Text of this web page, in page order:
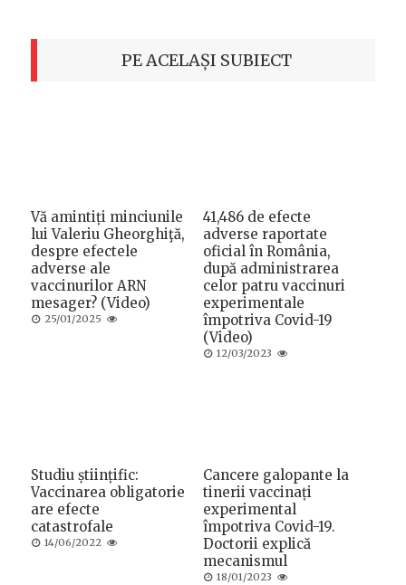
PE ACELAȘI SUBIECT
Vă amintiți minciunile
lui Valeriu Gheorghiţă,
despre efectele
adverse ale
vaccinurilor ARN
mesager? (Video)
Posted
25/01/2025
41,486 de efecte
adverse raportate
oficial în România,
după administrarea
celor patru vaccinuri
experimentale
împotriva Covid-19
(Video)
Posted
12/03/2023
Studiu științific:
Vaccinarea obligatorie
are efecte
catastrofale
Posted
14/06/2022
Cancere galopante la
tinerii vaccinați
experimental
împotriva Covid-19.
Doctorii explică
mecanismul
Posted
18/01/2023